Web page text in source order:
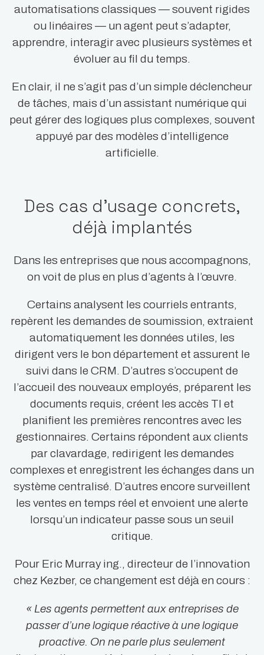
automatisations classiques — souvent rigides
ou linéaires — un agent peut s’adapter,
apprendre, interagir avec plusieurs systèmes et
évoluer au fil du temps.
En clair, il ne s’agit pas d’un simple déclencheur
de tâches, mais d’un assistant numérique qui
peut gérer des logiques plus complexes, souvent
appuyé par des modèles d’intelligence
artificielle.
Des cas d’usage concrets,
déjà implantés
Dans les entreprises que nous accompagnons,
on voit de plus en plus d’agents à l’œuvre.
Certains analysent les courriels entrants,
repèrent les demandes de soumission, extraient
automatiquement les données utiles, les
dirigent vers le bon département et assurent le
suivi dans le CRM. D’autres s’occupent de
l’accueil des nouveaux employés, préparent les
documents requis, créent les accès TI et
planifient les premières rencontres avec les
gestionnaires. Certains répondent aux clients
par clavardage, redirigent les demandes
complexes et enregistrent les échanges dans un
système centralisé. D’autres encore surveillent
les ventes en temps réel et envoient une alerte
lorsqu’un indicateur passe sous un seuil
critique.
Pour Eric Murray ing., directeur de l’innovation
chez Kezber, ce changement est déjà en cours :
« Les agents permettent aux entreprises de
passer d’une logique réactive à une logique
proactive. On ne parle plus seulement